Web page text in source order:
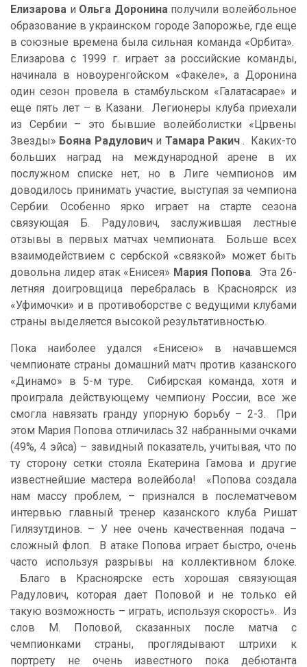
Елизарова и Ольга Доронинаполучили волейбольное
образование в украинском городе Запорожье, где еще
в союзные времена была сильная команда «Орбита».
Елизарова с 1999 г. играет за российские команды,
начинала в новоуренгойском «Факеле», а Доронина
один сезон провела в стамбульском «Галатасарае» и
еще пять лет – в Казани. Легионеры клуба приехали
из Сербии – это бывшие волейболистки «Црвены
Звезды» Бояна Радуловичи Тамара Ракич. Каких-то
больших наград на международной арене в их
послужном списке нет, но в Лиге чемпионов им
доводилось принимать участие, выступая за чемпиона
Сербии. Особенно ярко играет на старте сезона
связующая Б. Радулович, заслужившая лестные
отзывы в первых матчах чемпионата. Больше всех
взаимодействием с сербской «связкой» может быть
довольна лидер атак «Енисея» Мария Попова. Эта 26-
летняя доигровщица перебралась в Красноярск из
«Уфимочки» и в противоборстве с ведущими клубами
страны выделяется высокой результативностью.
Пока наиболее удался «Енисею» в начавшемся
чемпионате страны домашний матч против казанского
«Динамо» в 5-м туре. Сибирская команда, хотя и
проиграла действующему чемпиону России, все же
смогла навязать гранду упорную борьбу – 2-3. При
этом Мария Попова отличилась 32 набранными очками
(49%, 4 эйса) – завидный показатель, учитывая, что по
ту сторону сетки стояла Екатерина Гамова и другие
известнейшие мастера волейбола! «Попова создала
нам массу проблем, – признался в послематчевом
интервью главный тренер казанского клуба Ришат
Гилязутдинов. – У нее очень качественная подача –
сложный флоп. В атаке Попова играет быстро, очень
часто используя разрывы на коллективном блоке.
Благо в Красноярске есть хорошая связующая
Радулович, которая дает Поповой и не только ей
такую возможность – играть, используя скорость». Из
слов М. Поповой, сказанных после матча с
чемпионками страны, проглядывают штрихи к
портрету не очень известного пока дебютанта